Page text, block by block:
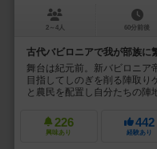
2～4人 60分前後
古代バビロニアで我が部族に
舞台は紀元前。新バビロニア
目指してしのぎを削る陣取り
と農民を配置し自分たちの陣
226
興味あり
442
経験あり